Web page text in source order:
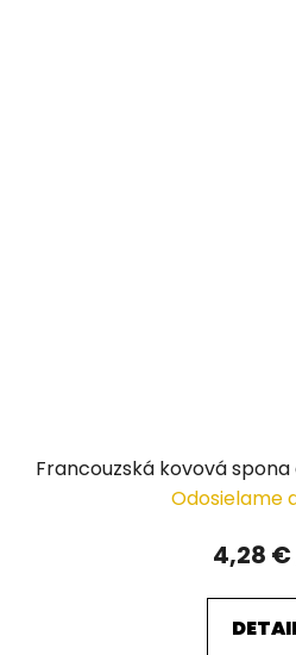
Francouzská kovová
Odosielame
4,28 €